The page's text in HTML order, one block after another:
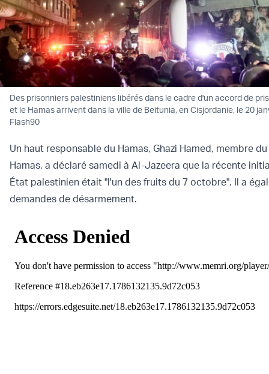
Des prisonniers palestiniens libérés dans le cadre d'un accord de
et le Hamas arrivent dans la ville de Beitunia, en Cisjordanie, le 20
Flash90
Un haut responsable du Hamas, Ghazi Hamed, membre
Hamas, a déclaré samedi à Al-Jazeera que la récente
État palestinien était "l'un des fruits du 7 octobre". Il a
demandes de désarmement.